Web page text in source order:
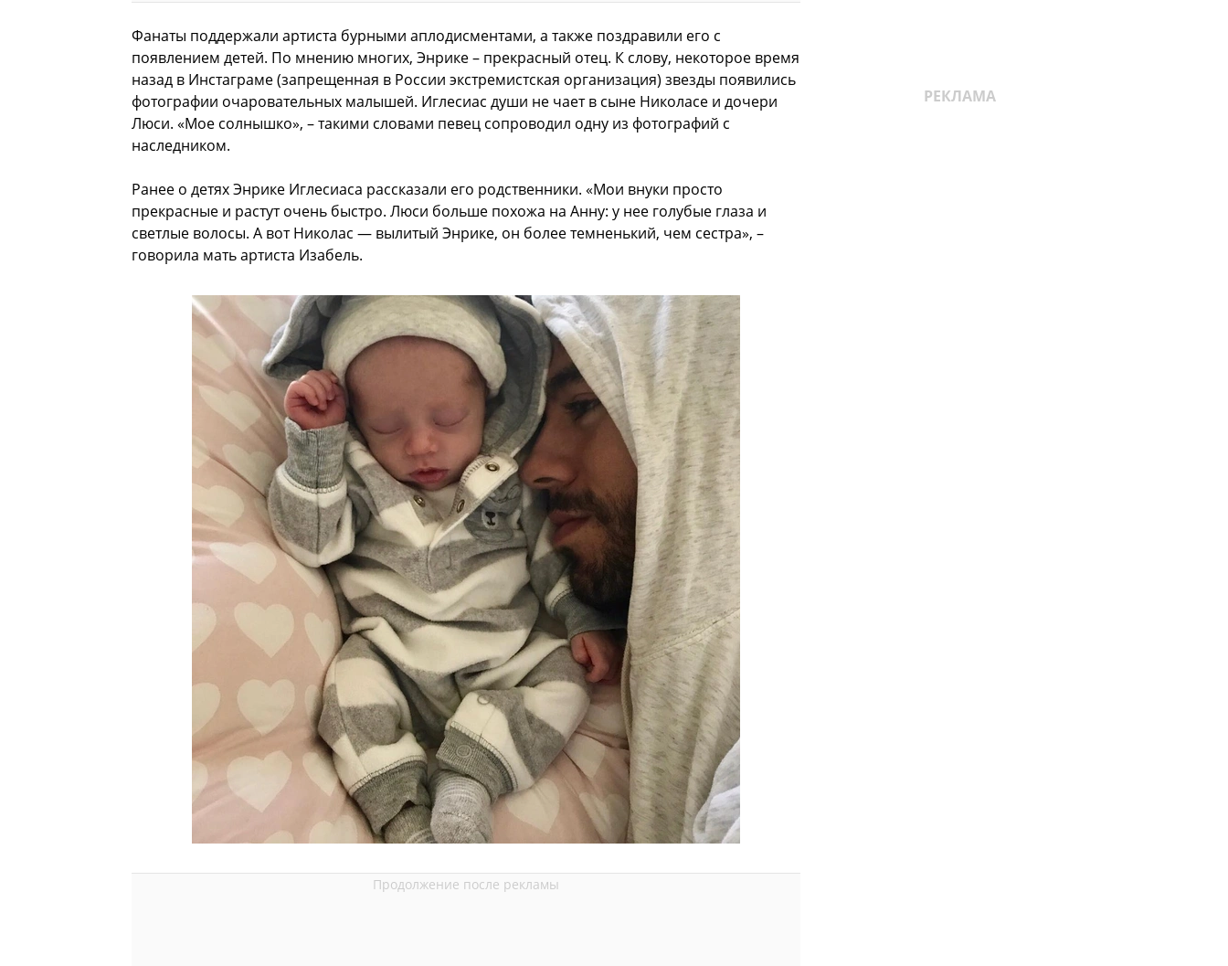
Фанаты поддержали артиста бурными аплодисментами, а также поздравили его с
появлением детей. По мнению многих, Энрике – прекрасный отец. К слову, некоторое время
назад в Инстаграме (запрещенная в России экстремистская организация) звезды появились
фотографии очаровательных малышей. Иглесиас души не чает в сыне Николасе и дочери
Люси. «Мое солнышко», – такими словами певец сопроводил одну из фотографий с
наследником.
Ранее о детях Энрике Иглесиаса рассказали его родственники. «Мои внуки просто
прекрасные и растут очень быстро. Люси больше похожа на Анну: у нее голубые глаза и
светлые волосы. А вот Николас — вылитый Энрике, он более темненький, чем сестра», –
говорила мать артиста Изабель.